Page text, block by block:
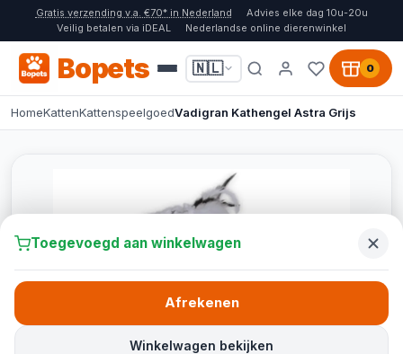
Gratis verzending v.a. €70* in Nederland
Advies elke dag 10u-20u
Veilig betalen via iDEAL
Nederlandse online dierenwinkel
Bopets 🇳🇱 0
HomeKattenKattenspeelgoedVadigran Kathengel Astra Grijs
Toegevoegd aan winkelwagen
Winkelwagen bekijken
Afrekenen